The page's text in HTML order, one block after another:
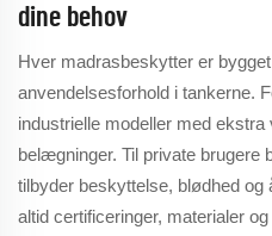
dine behov
Hver madrasbeskytter er
anvendelsesforhold i tankerne.
industrielle modeller med
belægninger. Til private brugere
tilbyder beskyttelse, blødhed
altid certificeringer, materialer